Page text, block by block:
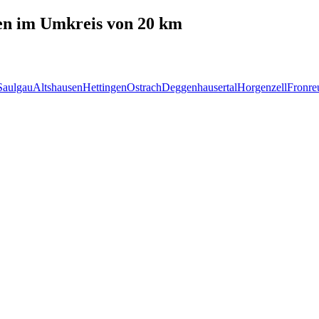
im Umkreis von 20 km
AltshausenHettingenOstrachDeggenhausertalHorgenzell